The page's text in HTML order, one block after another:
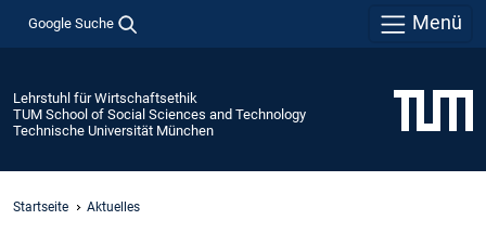
Google Suche Menü
Lehrstuhl für Wirtschaftsethik
TUM School of Social Sciences and Technology
Technische Universität München
Startseite Aktuelles